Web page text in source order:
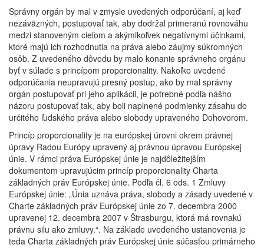
Správny orgán by mal v zmysle uvedených odporúčaní, aj keď
nezáväzných, postupovať tak, aby dodržal primeranú rovnováhu
medzi stanoveným cieľom a akýmikoľvek negatívnymi účinkami,
ktoré majú ich rozhodnutia na práva alebo záujmy súkromných
osôb. Z uvedeného dôvodu by malo konanie správneho orgánu
byť v súlade s princípom proporcionality. Nakoľko uvedené
odporúčania neupravujú presný postup, ako by mal správny
orgán postupovať pri jeho aplikácii, je potrebné podľa nášho
názoru postupovať tak, aby boli naplnené podmienky zásahu do
určitého ľudského práva alebo slobody upraveného Dohovorom.
Princíp proporcionality je na európskej úrovni okrem právnej
úpravy Radou Európy upravený aj právnou úpravou Európskej
únie. V rámci práva Európskej únie je najdôležitejším
dokumentom upravujúcim princíp proporcionality Charta
základných práv Európskej únie. Podľa čl. 6 ods. 1 Zmluvy
Európskej únie: „Únia uznáva práva, slobody a zásady uvedené v
Charte základných práv Európskej únie zo 7. decembra 2000
upravenej 12. decembra 2007 v Štrasburgu, ktorá má rovnakú
právnu silu ako zmluvy.“. Na základe uvedeného ustanovenia je
teda Charta základných práv Európskej únie súčasťou primárneho